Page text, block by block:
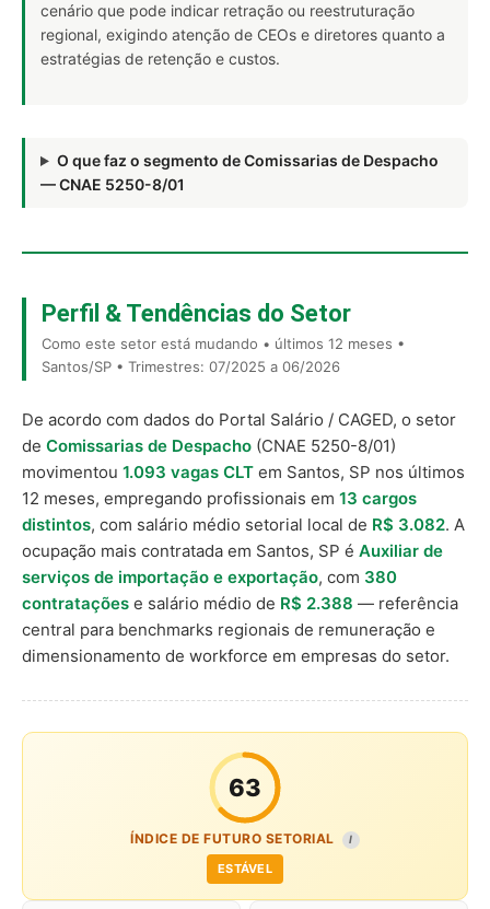
cenário que pode indicar retração ou reestruturação
regional, exigindo atenção de CEOs e diretores quanto a
estratégias de retenção e custos.
O que faz o segmento de Comissarias de Despacho
— CNAE 5250-8/01
Perfil & Tendências do Setor
Como este setor está mudando • últimos 12 meses •
Santos/SP • Trimestres: 07/2025 a 06/2026
De acordo com dados do Portal Salário / CAGED, o setor
de Comissarias de Despacho (CNAE 5250-8/01)
movimentou 1.093 vagas CLT em Santos, SP nos últimos
12 meses, empregando profissionais em 13 cargos
distintos, com salário médio setorial local de R$ 3.082. A
ocupação mais contratada em Santos, SP é Auxiliar de
serviços de importação e exportação, com 380
contratações e salário médio de R$ 2.388 — referência
central para benchmarks regionais de remuneração e
dimensionamento de workforce em empresas do setor.
63
ÍNDICE DE FUTURO SETORIAL I
ESTÁVEL